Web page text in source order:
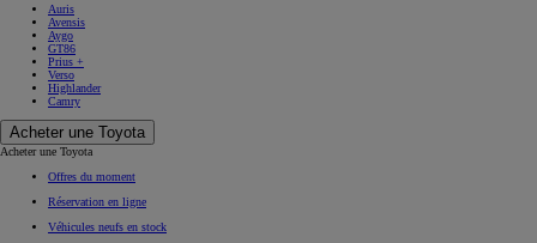
Auris
Avensis
Aygo
GT86
Prius +
Verso
Highlander
Camry
Acheter une Toyota
Acheter une Toyota
Offres du moment
Réservation en ligne
Véhicules neufs en stock